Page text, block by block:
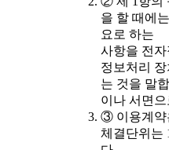
을 할 때에
요로 하는
사항을 전
정보처리
는 것을 말
이나 서면
③ 이용계약
체결단위는